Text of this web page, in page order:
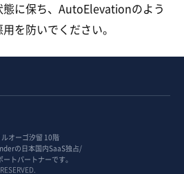
態に保ち、AutoElevationのよう
を防いでください。
オーゴ汐留 10階
の日本国内SaaS独占/
トパートナーです。